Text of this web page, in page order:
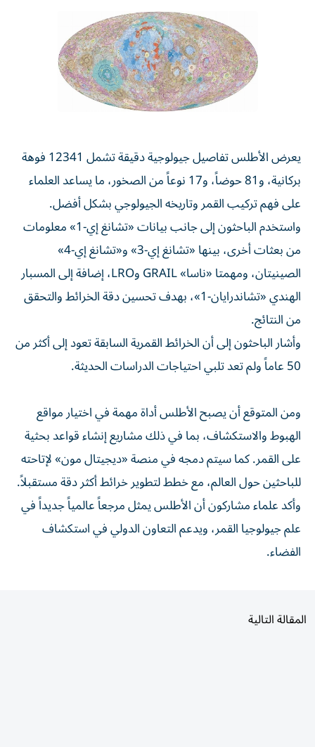
يعرض الأطلس تفاصيل جيولوجية دقيقة تشمل 12341 فوهة
بركانية، و81 حوضاً، و17 نوعاً من الصخور، ما يساعد العلماء
على فهم تركيب القمر وتاريخه الجيولوجي بشكل أفضل.
واستخدم الباحثون إلى جانب بيانات «تشانغ إي-1» معلومات
من بعثات أخرى، بينها «تشانغ إي-3» و«تشانغ إي-4»
الصينيتان، ومهمتا «ناسا» GRAIL وLRO، إضافة إلى المسبار
الهندي «تشاندرايان-1»، بهدف تحسين دقة الخرائط والتحقق
من النتائج.
وأشار الباحثون إلى أن الخرائط القمرية السابقة تعود إلى أكثر من
50 عاماً ولم تعد تلبي احتياجات الدراسات الحديثة.
ومن المتوقع أن يصبح الأطلس أداة مهمة في اختيار مواقع
الهبوط والاستكشاف، بما في ذلك مشاريع إنشاء قواعد بحثية
على القمر. كما سيتم دمجه في منصة «ديجيتال مون» لإتاحته
للباحثين حول العالم، مع خطط لتطوير خرائط أكثر دقة مستقبلاً.
وأكد علماء مشاركون أن الأطلس يمثل مرجعاً عالمياً جديداً في
علم جيولوجيا القمر، ويدعم التعاون الدولي في استكشاف
الفضاء.
المقالة التالية